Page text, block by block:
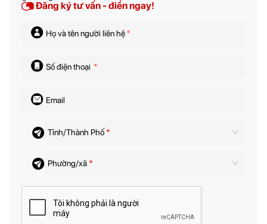
Đăng ký tư vấn - điền ngay!
Họ và tên người liên hệ*
Số điện thoại *
Email
Tỉnh/Thành Phố *
Phường/xã *